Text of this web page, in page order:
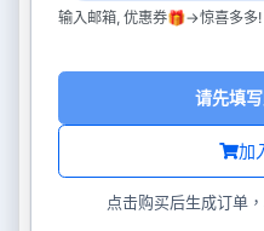
输入邮箱, 优惠券🎁->惊喜多多!
加
请先填
点击购买后生成订单